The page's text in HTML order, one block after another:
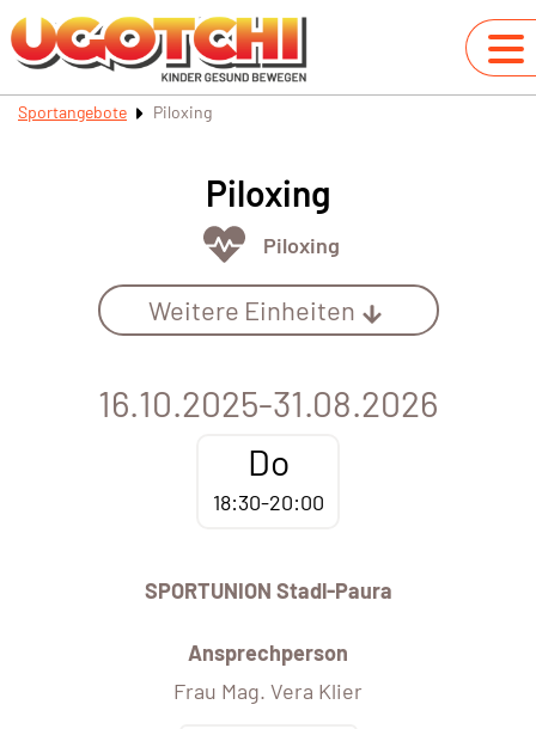
Sportangebote Piloxing
Piloxing
Piloxing
Weitere Einheiten
16.10.2025-31.08.2026
Do
18:30-20:00
SPORTUNION Stadl-Paura
Ansprechperson
Frau Mag. Vera Klier